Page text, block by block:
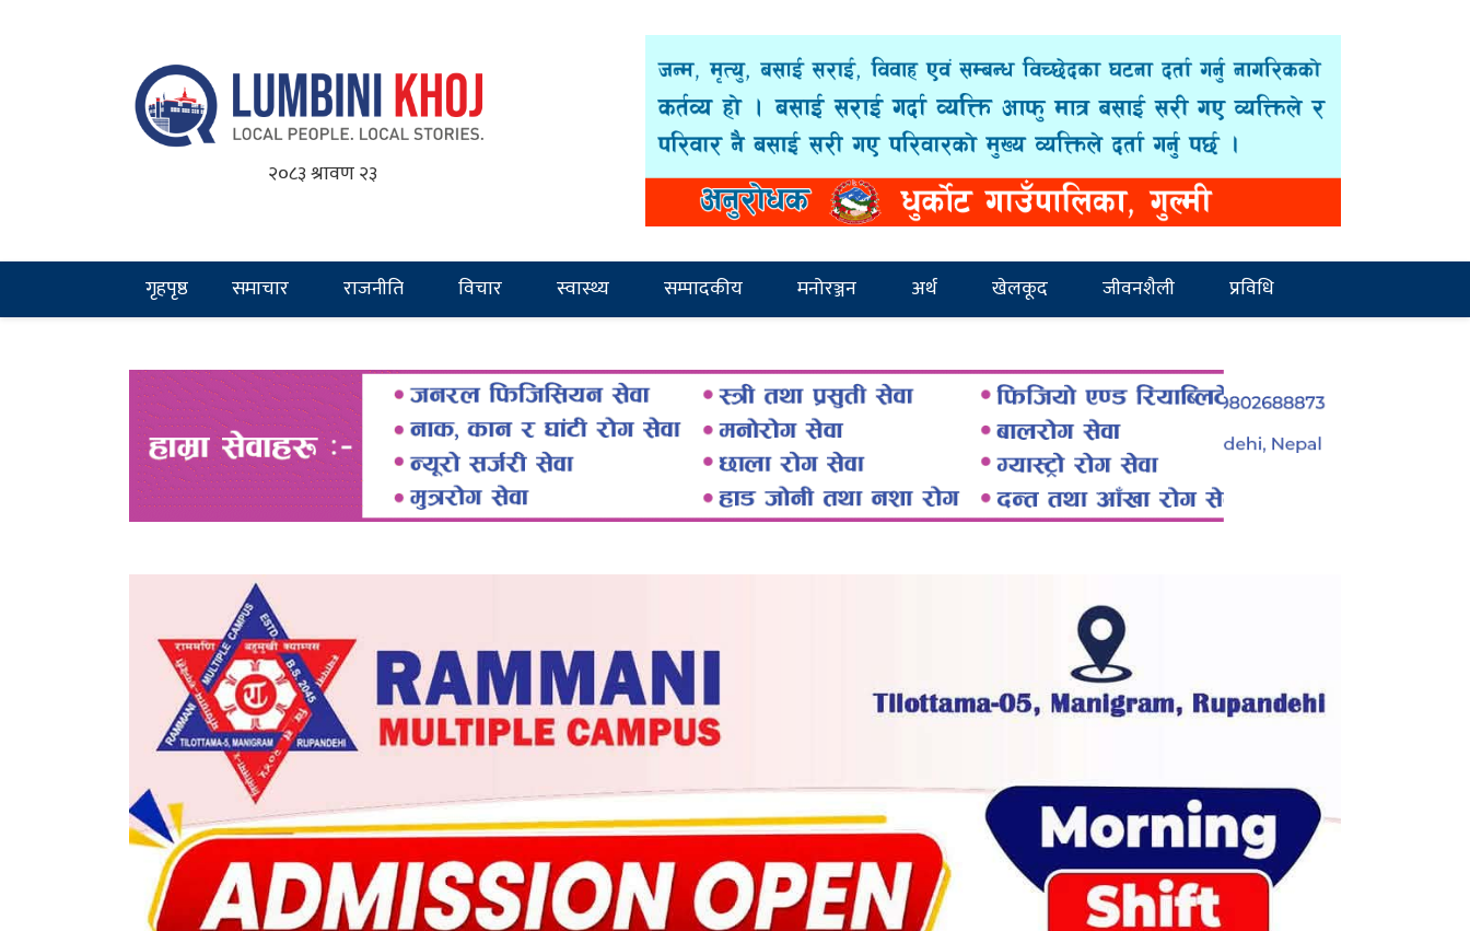
२०८३ श्रावण २३
गृहपृष्ठ समाचार राजनीति विचार स्वास्थ्य सम्पादकीय मनोरञ्जन अर्थ खेलकूद जीवनशैली प्रविधि